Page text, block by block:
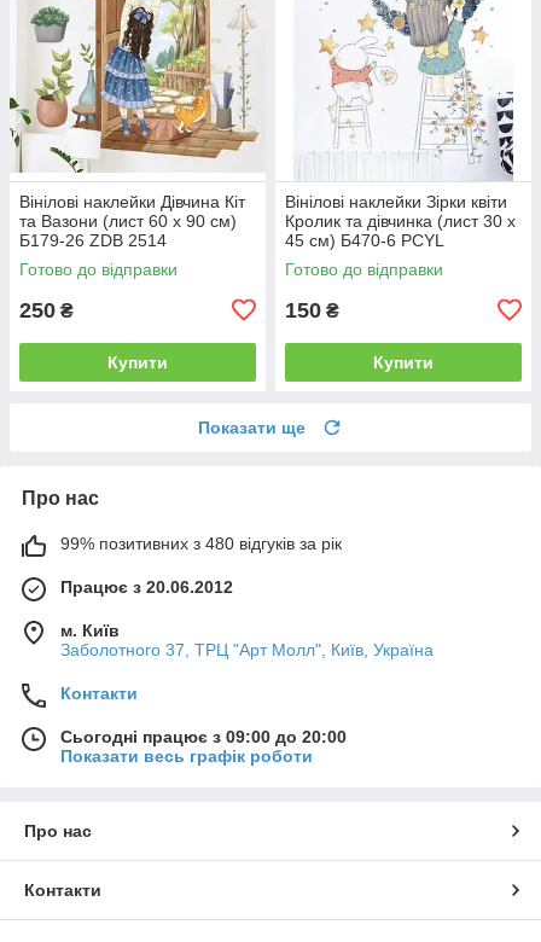
Вінілові наклейки Дівчина Кіт
та Вазони (лист 60 х 90 см)
Б179-26 ZDB 2514
Готово до відправки
250 ₴
Купити
Вінілові наклейки Зірки квіти
Кролик та дівчинка (лист 30 х
45 см) Б470-6 PCYL
Готово до відправки
150 ₴
Купити
Показати ще
Про нас
99% позитивних з 480 відгуків за рік
Працює з 20.06.2012
м. Київ
Заболотного 37, ТРЦ "Арт Молл", Київ, Україна
Контакти
Сьогодні працює з 09:00 до 20:00
Показати весь графік роботи
Про нас
Контакти